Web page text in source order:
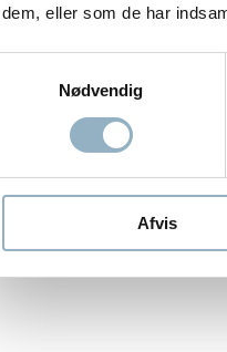
dem, eller som de har
Nødvendig
Afvis
og/eller korrosion. Du
er tegn på sprækker, ridser
centrifuge var
bil … Er du bruger og
god idé at følge manualen,...